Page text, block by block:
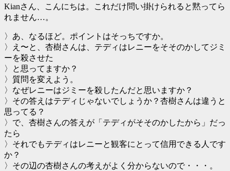
Kianさん、こんにちは。これだけ問い掛けられると黙ってら
れません…。
〉あ、なるほど。ポイントはそっちですか。
〉え〜と、杏樹さんは、テディはレニーをそそのかしてジミ
ーを殺させた
〉と思ってますか？
〉質問を変えよう。
〉なぜレニーはジミーを殺したんだと思いますか？
〉その答えはテディじゃないでしょうか？杏樹さんは違うと
思ってる？
〉で、杏樹さんの答えが「テディがそそのかしたから」だっ
たら
〉それでもテディはレニーと観客にとって信用できる人です
か？
〉その辺の杏樹さんの考えがよく分からないので・・・。